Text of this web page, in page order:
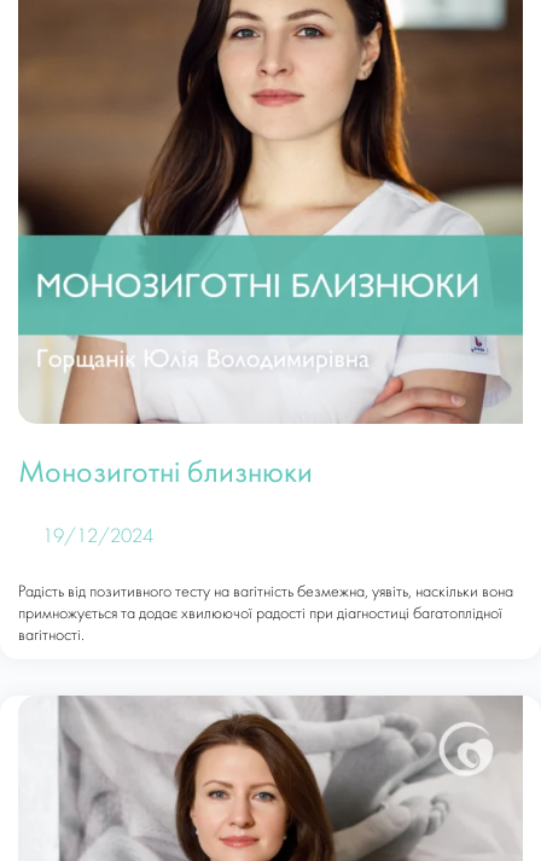
Монозиготні близнюки
19/12/2024
Радість від позитивного тесту на вагітність безмежна, уявіть, наскільки вона
примножується та додає хвилюючої радості при діагностиці багатоплідної
вагітності.